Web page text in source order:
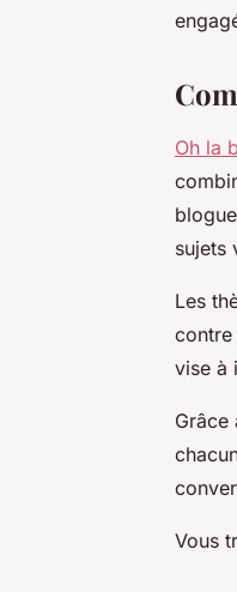
Oh la
sujets
Les
contre
vise à
Grâce
Vous